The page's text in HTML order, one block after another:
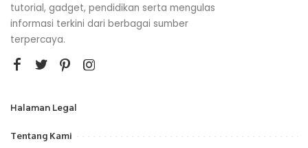
tutorial, gadget, pendidikan serta mengulas
informasi terkini dari berbagai sumber
terpercaya.
Halaman Legal
Tentang Kami